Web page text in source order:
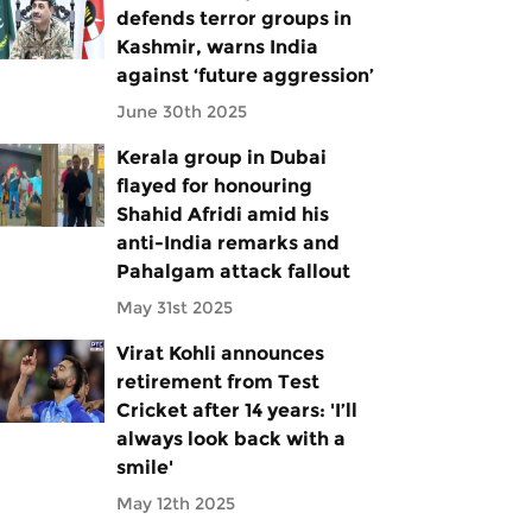
defends terror groups in
Kashmir, warns India
against ‘future aggression’
June 30th 2025
Kerala group in Dubai
flayed for honouring
Shahid Afridi amid his
anti-India remarks and
Pahalgam attack fallout
May 31st 2025
Virat Kohli announces
retirement from Test
Cricket after 14 years: 'I’ll
always look back with a
smile'
May 12th 2025